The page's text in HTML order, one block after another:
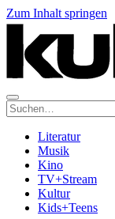
Zum Inhalt springen
Suche:
Literatur
Musik
Kino
TV+Stream
Kultur
Kids+Teens